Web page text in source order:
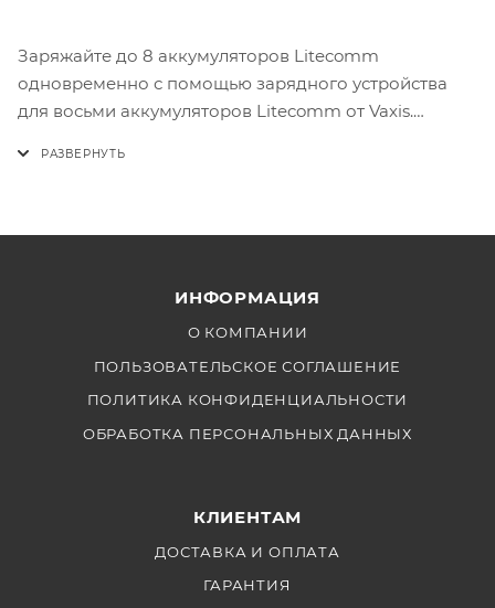
Заряжайте до 8 аккумуляторов Litecomm
одновременно с помощью зарядного устройства
для восьми аккумуляторов Litecomm от Vaxis.
ИНФОРМАЦИЯ
О КОМПАНИИ
ПОЛЬЗОВАТЕЛЬСКОЕ СОГЛАШЕНИЕ
ПОЛИТИКА КОНФИДЕНЦИАЛЬНОСТИ
ОБРАБОТКА ПЕРСОНАЛЬНЫХ ДАННЫХ
КЛИЕНТАМ
ДОСТАВКА И ОПЛАТА
ГАРАНТИЯ